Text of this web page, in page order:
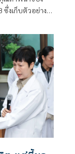
ซึ่งเก็บตัวอย่าง